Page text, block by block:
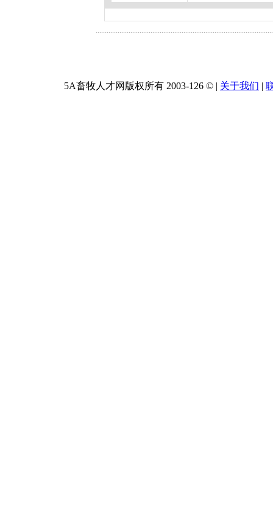
5A畜牧人才网版权所有 2003-126 © | 关于我们 |